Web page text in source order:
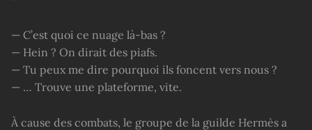
— C’est quoi ce nuage là-bas ?
— Hein ? On dirait des piafs.
— Tu peux me dire pourquoi ils foncent vers nous ?
— … Trouve une plateforme, vite.
À cause des combats, le groupe de la guilde Hermès a